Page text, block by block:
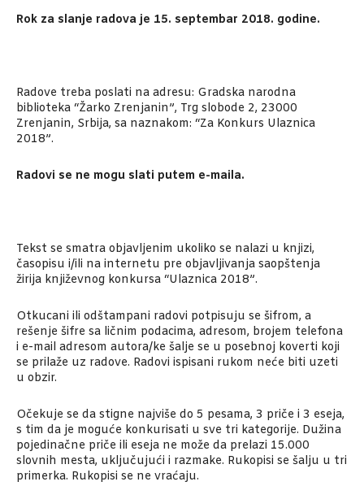
Rok za slanje radova je 15. septembar 2018. godine.
Radove treba poslati na adresu: Gradska narodna
biblioteka “Žarko Zrenjanin”, Trg slobode 2, 23000
Zrenjanin, Srbija, sa naznakom: “Za Konkurs Ulaznica
2018”.
Radovi se ne mogu slati putem e-maila.
Tekst se smatra objavljenim ukoliko se nalazi u knjizi,
časopisu i/ili na internetu pre objavljivanja saopštenja
žirija književnog konkursa “Ulaznica 2018”.
Otkucani ili odštampani radovi potpisuju se šifrom, a
rešenje šifre sa ličnim podacima, adresom, brojem telefona
i e-mail adresom autora/ke šalje se u posebnoj koverti koji
se prilaže uz radove. Radovi ispisani rukom neće biti uzeti
u obzir.
Očekuje se da stigne najviše do 5 pesama, 3 priče i 3 eseja,
s tim da je moguće konkurisati u sve tri kategorije. Dužina
pojedinačne priče ili eseja ne može da prelazi 15.000
slovnih mesta, uključujući i razmake. Rukopisi se šalju u tri
primerka. Rukopisi se ne vraćaju.